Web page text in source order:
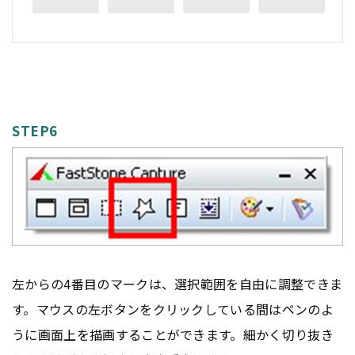
STEP6
左からの4番目のマークは、選択範囲を自由に調整できま
す。マウスの左ボタンをクリックしている間はペンのよ
うに画面上を描画することができます。細かく切り抜き